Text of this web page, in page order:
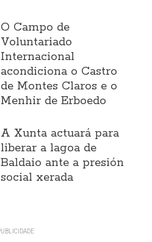
O Campo de
Voluntariado
Internacional
acondiciona o Castro
de Montes Claros e o
Menhir de Erboedo
A Xunta actuará para
liberar a lagoa de
Baldaio ante a presión
social xerada